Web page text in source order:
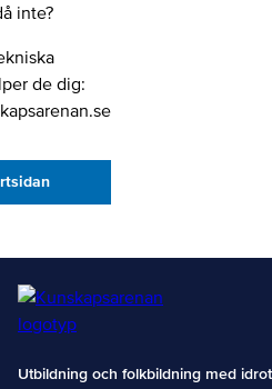
inte?
de dig:
Utbildning och folkbildning med